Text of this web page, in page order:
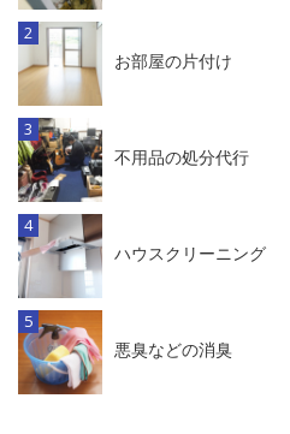
お部屋の片付け
不用品の処分代行
ハウスクリーニング
悪臭などの消臭